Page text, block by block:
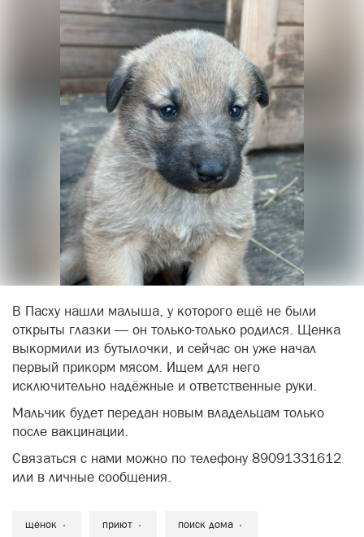
В Пасху нашли малыша, у которого ещё не были
открыты глазки — он только-только родился. Щенка
выкормили из бутылочки, и сейчас он уже начал
первый прикорм мясом. Ищем для него
исключительно надёжные и ответственные руки.
Мальчик будет передан новым владельцам только
после вакцинации.
Связаться с нами можно по телефону 89091331612
или в личные сообщения.
щенок приют поиск дома